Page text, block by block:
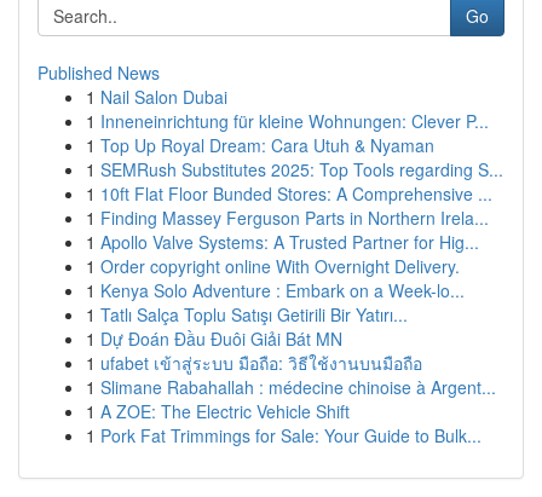
Go
Published News
1 Nail Salon Dubai
1 Inneneinrichtung für kleine Wohnungen: Clever P...
1 Top Up Royal Dream: Cara Utuh & Nyaman
1 SEMRush Substitutes 2025: Top Tools regarding S...
1 10ft Flat Floor Bunded Stores: A Comprehensive ...
1 Finding Massey Ferguson Parts in Northern Irela...
1 Apollo Valve Systems: A Trusted Partner for Hig...
1 Order copyright online With Overnight Delivery.
1 Kenya Solo Adventure : Embark on a Week-lo...
1 Tatlı Salça Toplu Satışı Getirili Bir Yatırı...
1 Dự Đoán Đầu Đuôi Giải Bát MN
1 ufabet เข้าสู่ระบบ มือถือ: วิธีใช้งานบนมือถือ
1 Slimane Rabahallah : médecine chinoise à Argent...
1 A ZOE: The Electric Vehicle Shift
1 Pork Fat Trimmings for Sale: Your Guide to Bulk...